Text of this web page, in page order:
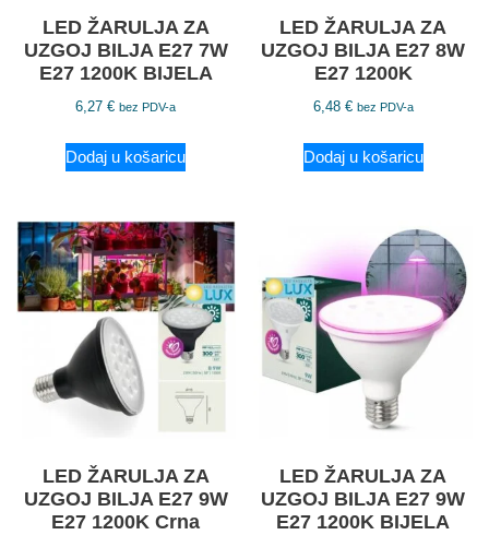
LED ŽARULJA ZA
UZGOJ BILJA E27 7W
E27 1200K BIJELA
6,27€ bez PDV-a
Dodaj u košaricu
LED ŽARULJA ZA
UZGOJ BILJA E27 8W
E27 1200K
6,48 € bez PDV-a
Dodaj u košaricu
LED ŽARULJA ZA
UZGOJ BILJA E27 9W
E27 1200K Crna
LED ŽARULJA ZA
UZGOJ BILJA E27 9W
E27 1200K BIJELA